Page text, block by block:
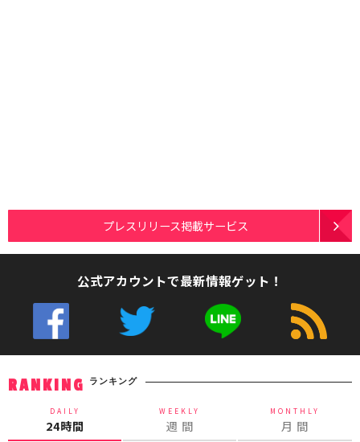
プレスリリース掲載サービス
公式アカウントで最新情報ゲット！
RANKING ランキング
DAILY
24時間
WEEKLY
週 間
MONTHLY
月 間